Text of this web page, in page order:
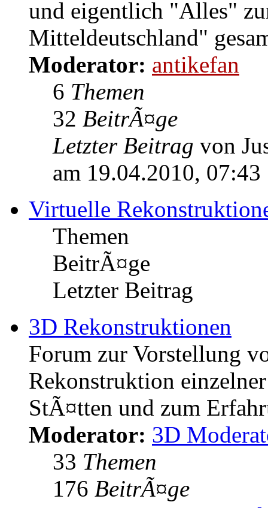
und eigentlich "Alles"
Mitteldeutschland"
Moderator: antikefan
6 Themen
32 BeitrÃ¤ge
Letzter Beitrag von
am 19.04.2010, 07:43
Virtuelle
Themen
BeitrÃ¤ge
Letzter Beitrag
3D Rekonstruktionen
Forum zur Vorstellung
Rekonstruktion
StÃ¤tten und zum
Moderator: 3D
33 Themen
176 BeitrÃ¤ge